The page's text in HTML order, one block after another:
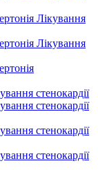
Лікування
Лікування
стенокардії
стенокардії
стенокардії
стенокардії